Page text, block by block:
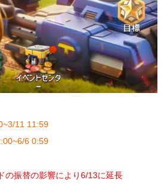
11 11:59
6 0:59
の振替の影響により6/13に延長